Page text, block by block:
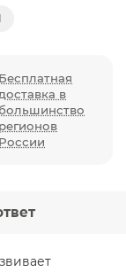
Бесплатная
в
большинство
регионов
России